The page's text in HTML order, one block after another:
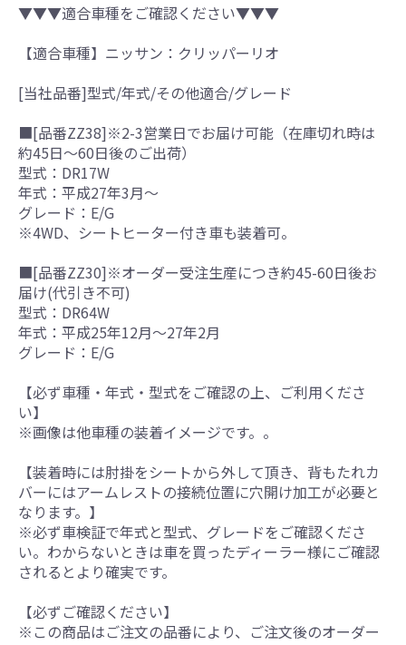
▼▼▼適合車種をご確認ください▼▼▼
【適合車種】ニッサン：クリッパーリオ
[当社品番]型式/年式/その他適合/グレード
■[品番ZZ38]※2-3営業日でお届け可能（在庫切れ時は
約45日～60日後のご出荷）
型式：DR17W
年式：平成27年3月～
グレード：E/G
※4WD、シートヒーター付き車も装着可。
■[品番ZZ30]※オーダー受注生産につき約45-60日後お
届け(代引き不可)
型式：DR64W
年式：平成25年12月～27年2月
グレード：E/G
【必ず車種・年式・型式をご確認の上、ご利用くださ
い】
※画像は他車種の装着イメージです。。
【装着時には肘掛をシートから外して頂き、背もたれカ
バーにはアームレストの接続位置に穴開け加工が必要と
なります。】
※必ず車検証で年式と型式、グレードをご確認くださ
い。わからないときは車を買ったディーラー様にご確認
されるとより確実です。
【必ずご確認ください】
※この商品はご注文の品番により、ご注文後のオーダー